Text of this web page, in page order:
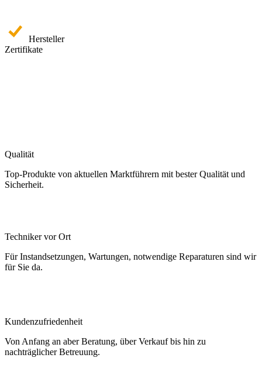
Hersteller
Zertifikate
Qualität
Top-Produkte von aktuellen Marktführern mit bester Qualität und
Sicherheit.
Techniker vor Ort
Für Instandsetzungen, Wartungen, notwendige Reparaturen sind wir
für Sie da.
Kundenzufriedenheit
Von Anfang an aber Beratung, über Verkauf bis hin zu
nachträglicher Betreuung.